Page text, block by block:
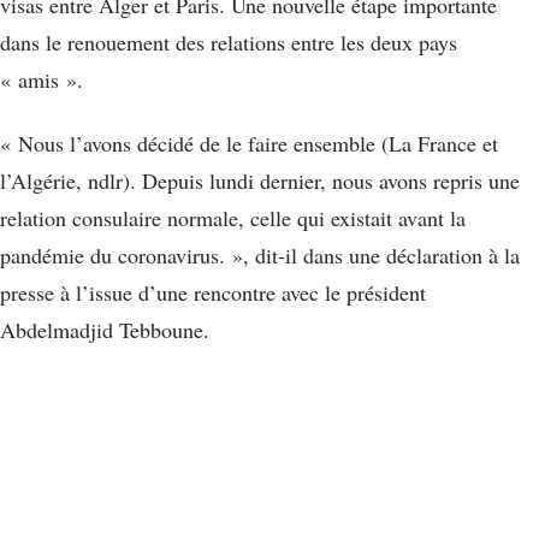
dans le renouement des relations entre les deux pays
« amis ».
« Nous l’avons décidé de le faire ensemble (La France et
l’Algérie, ndlr). Depuis lundi dernier, nous avons repris une
relation consulaire normale, celle qui existait avant la
pandémie du coronavirus. », dit-il dans une déclaration à la
presse à l’issue d’une rencontre avec le président
Abdelmadjid Tebboune.